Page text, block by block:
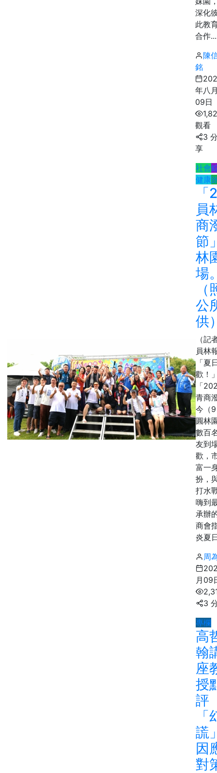
深化
此教
合作...
陳
銘
年八
09日
觀看
3
享
社會
健康
員
商
節
林
場
公
供
（記
員林
「夏
歡！
「
青商
今（
圓林
數百
友到
歡，
富一
扮，
打水
嗨到
承辦
商會
炎夏
周
月09
3
專欄
高
翰
座
授
評
「
謊
因
對